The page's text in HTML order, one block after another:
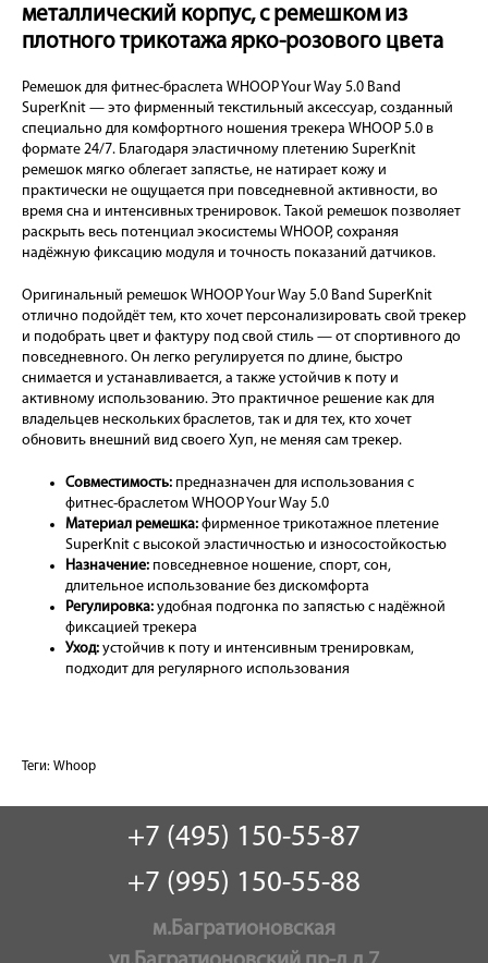
металлический корпус, с ремешком из
плотного трикотажа ярко-розового цвета
Ремешок для фитнес-браслета WHOOP Your Way 5.0 Band
SuperKnit — это фирменный текстильный аксессуар, созданный
специально для комфортного ношения трекера WHOOP 5.0 в
формате 24/7. Благодаря эластичному плетению SuperKnit
ремешок мягко облегает запястье, не натирает кожу и
практически не ощущается при повседневной активности, во
время сна и интенсивных тренировок. Такой ремешок позволяет
раскрыть весь потенциал экосистемы WHOOP, сохраняя
надёжную фиксацию модуля и точность показаний датчиков.
Оригинальный ремешок WHOOP Your Way 5.0 Band SuperKnit
отлично подойдёт тем, кто хочет персонализировать свой трекер
и подобрать цвет и фактуру под свой стиль — от спортивного до
повседневного. Он легко регулируется по длине, быстро
снимается и устанавливается, а также устойчив к поту и
активному использованию. Это практичное решение как для
владельцев нескольких браслетов, так и для тех, кто хочет
обновить внешний вид своего Хуп, не меняя сам трекер.
Совместимость: предназначен для использования с
фитнес-браслетом WHOOP Your Way 5.0
Материал ремешка: фирменное трикотажное плетение
SuperKnit с высокой эластичностью и износостойкостью
Назначение: повседневное ношение, спорт, сон,
длительное использование без дискомфорта
Регулировка: удобная подгонка по запястью с надёжной
фиксацией трекера
Уход: устойчив к поту и интенсивным тренировкам,
подходит для регулярного использования
Теги: Whoop
+7 (495) 150-55-87
+7 (995) 150-55-88
м.Багратионовская